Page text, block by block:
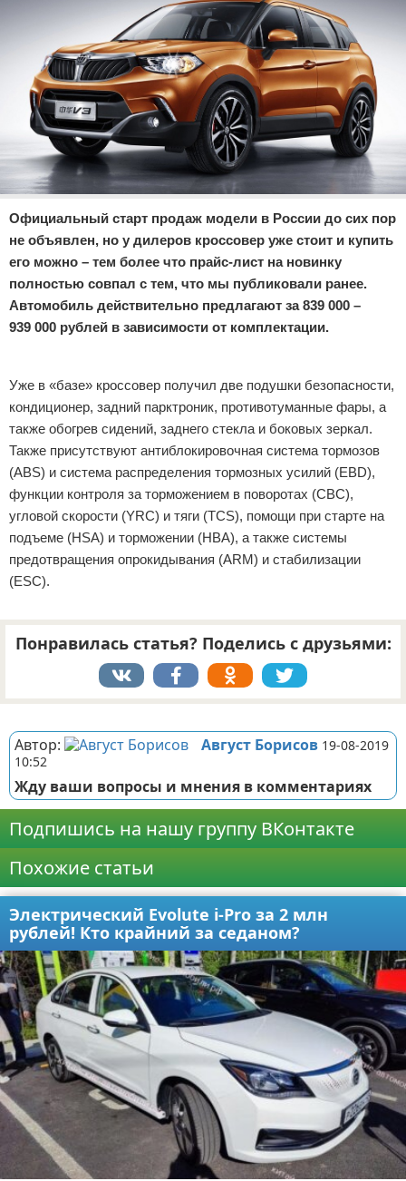
Экономика
Разное
Отказ от ответственности
Официальный старт продаж модели в России до сих пор
не объявлен, но у дилеров кроссовер уже стоит и купить
его можно – тем более что прайс-лист на новинку
полностью совпал с тем, что мы публиковали ранее.
Автомобиль действительно предлагают за 839 000 –
939 000 рублей в зависимости от комплектации.
Уже в «базе» кроссовер получил две подушки безопасности,
кондиционер, задний парктроник, противотуманные фары, а
также обогрев сидений, заднего стекла и боковых зеркал.
Также присутствуют антиблокировочная система тормозов
(ABS) и система распределения тормозных усилий (EBD),
функции контроля за торможением в поворотах (CBC),
угловой скорости (YRC) и тяги (TCS), помощи при старте на
подъеме (HSA) и торможении (HBA), а также системы
предотвращения опрокидывания (ARM) и стабилизации
(ESC).
Понравилась статья? Поделись с друзьями:
Автор: Август Борисов 19-08-2019
10:52
Жду ваши вопросы и мнения в комментариях
Подпишись на нашу группу ВКонтакте
Похожие статьи
Электрический Evolute i-Pro за 2 млн
рублей! Кто крайний за седаном?